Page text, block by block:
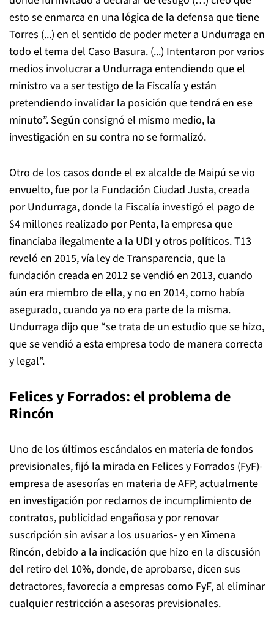
esto se enmarca en una lógica de la defensa que tiene
Torres (...) en el sentido de poder meter a Undurraga en
todo el tema del Caso Basura. (...) Intentaron por varios
medios involucrar a Undurraga entendiendo que el
ministro va a ser testigo de la Fiscalía y están
pretendiendo invalidar la posición que tendrá en ese
minuto”. Según consignó el mismo medio, la
investigación en su contra no se formalizó.
Otro de los casos donde el ex alcalde de Maipú se vio
envuelto, fue por la Fundación Ciudad Justa, creada
por Undurraga, donde la Fiscalía investigó el pago de
$4 millones realizado por Penta, la empresa que
financiaba ilegalmente a la UDI y otros políticos. T13
reveló en 2015, vía ley de Transparencia, que la
fundación creada en 2012 se vendió en 2013, cuando
aún era miembro de ella, y no en 2014, como había
asegurado, cuando ya no era parte de la misma.
Undurraga dijo que “se trata de un estudio que se hizo,
que se vendió a esta empresa todo de manera correcta
y legal”.
Felices y Forrados: el problema de
Rincón
Uno de los últimos escándalos en materia de fondos
previsionales, fijó la mirada en Felices y Forrados (FyF)-
empresa de asesorías en materia de AFP, actualmente
en investigación por reclamos de incumplimiento de
contratos, publicidad engañosa y por renovar
suscripción sin avisar a los usuarios- y en Ximena
Rincón, debido a la indicación que hizo en la discusión
del retiro del 10%, donde, de aprobarse, dicen sus
detractores, favorecía a empresas como FyF, al eliminar
cualquier restricción a asesoras previsionales.